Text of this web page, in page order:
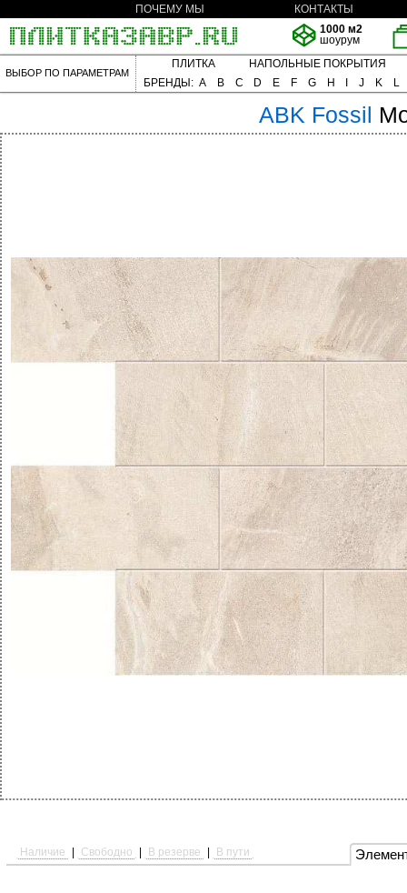
ПОЧЕМУ МЫ
КОНТАКТЫ
1000 м2
шоурум
ВЫБОР ПО ПАРАМЕТРАМ
ПЛИТКА
НАПОЛЬНЫЕ ПОКРЫТИЯ
БРЕНДЫ: A B C D E F G H J K L
ABK Fossil
Наличие Свободно В резерве В пути